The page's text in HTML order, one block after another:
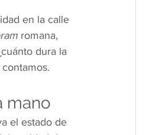
en la calle
romana,
dura la
mano
el estado de